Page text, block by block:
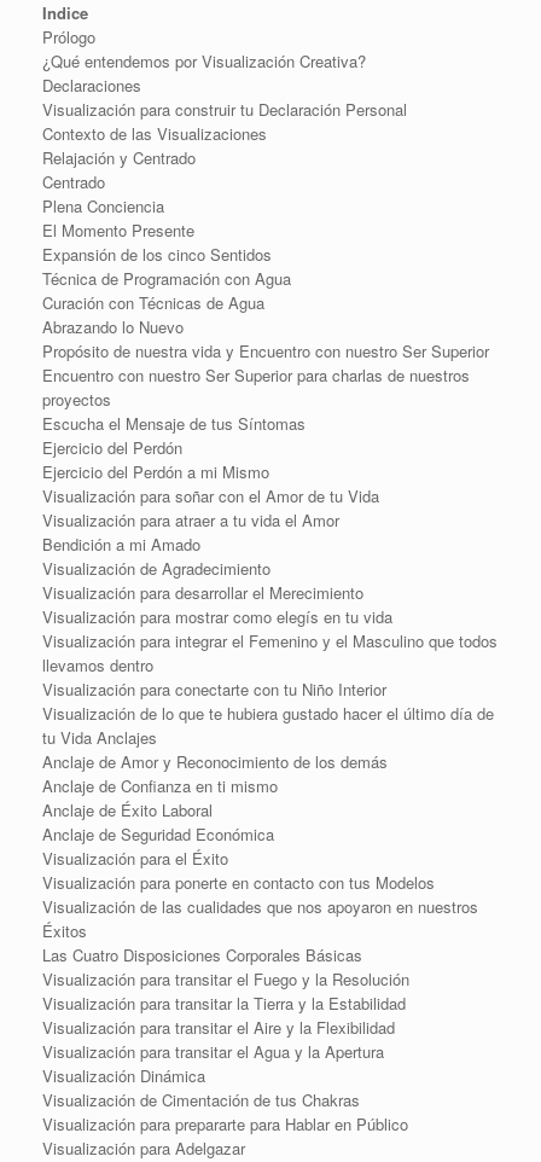
Indice
Prólogo
¿Qué entendemos por Visualización Creativa?
Declaraciones
Visualización para construir tu Declaración Personal
Contexto de las Visualizaciones
Relajación y Centrado
Centrado
Plena Conciencia
El Momento Presente
Expansión de los cinco Sentidos
Técnica de Programación con Agua
Curación con Técnicas de Agua
Abrazando lo Nuevo
Propósito de nuestra vida y Encuentro con nuestro Ser Superior
Encuentro con nuestro Ser Superior para charlas de nuestros
proyectos
Escucha el Mensaje de tus Síntomas
Ejercicio del Perdón
Ejercicio del Perdón a mi Mismo
Visualización para soñar con el Amor de tu Vida
Visualización para atraer a tu vida el Amor
Bendición a mi Amado
Visualización de Agradecimiento
Visualización para desarrollar el Merecimiento
Visualización para mostrar como elegís en tu vida
Visualización para integrar el Femenino y el Masculino que todos
llevamos dentro
Visualización para conectarte con tu Niño Interior
Visualización de lo que te hubiera gustado hacer el último día de
tu Vida Anclajes
Anclaje de Amor y Reconocimiento de los demás
Anclaje de Confianza en ti mismo
Anclaje de Éxito Laboral
Anclaje de Seguridad Económica
Visualización para el Éxito
Visualización para ponerte en contacto con tus Modelos
Visualización de las cualidades que nos apoyaron en nuestros
Éxitos
Las Cuatro Disposiciones Corporales Básicas
Visualización para transitar el Fuego y la Resolución
Visualización para transitar la Tierra y la Estabilidad
Visualización para transitar el Aire y la Flexibilidad
Visualización para transitar el Agua y la Apertura
Visualización Dinámica
Visualización de Cimentación de tus Chakras
Visualización para prepararte para Hablar en Público
Visualización para Adelgazar